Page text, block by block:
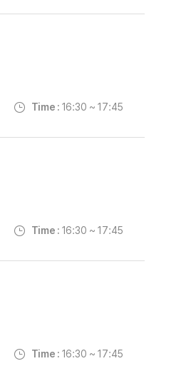
Time : 16:30 ~ 17:45
Time : 16:30 ~ 17:45
Time : 16:30 ~ 17:45